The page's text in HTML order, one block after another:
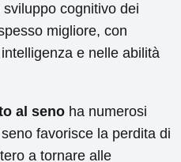
cognitivo dei
migliore, con
e nelle abilità
al seno ha numerosi
favorisce la perdita di
a tornare alle